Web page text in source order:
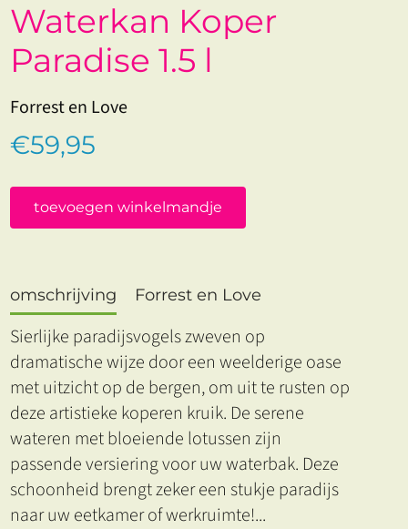
Waterkan Koper
Paradise 1.5 l
Forrest en Love
€59,95
toevoegen winkelmandje
omschrijving Forrest en Love
Sierlijke paradijsvogels zweven op
dramatische wijze door een weelderige oase
met uitzicht op de bergen, om uit te rusten op
deze artistieke koperen kruik. De serene
wateren met bloeiende lotussen zijn
passende versiering voor uw waterbak. Deze
schoonheid brengt zeker een stukje paradijs
naar uw eetkamer of werkruimte!...